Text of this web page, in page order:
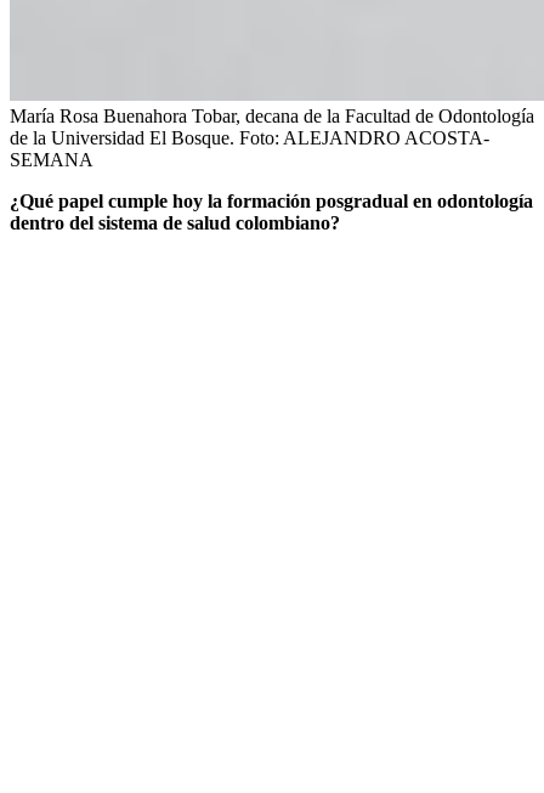
María Rosa Buenahora Tobar, decana de la Facultad de Odontología
de la Universidad El Bosque. Foto: ALEJANDRO ACOSTA-
SEMANA
¿Qué papel cumple hoy la formación posgradual en odontología
dentro del sistema de salud colombiano?